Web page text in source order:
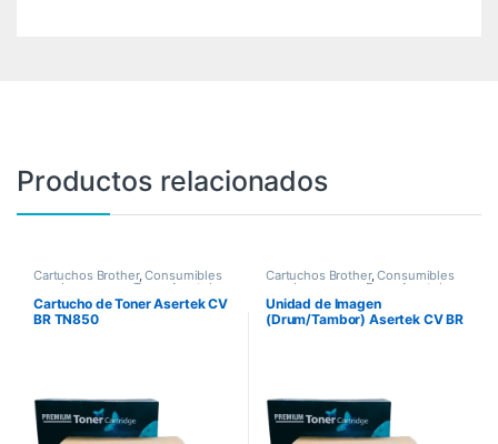
Productos relacionados
Cartuchos Brother,Consumibles
para Impresoras Toner Asertek
Cartucho de Toner Asertek CV
BR TN850
Cartuchos Brother,Consumibles
para Impresoras Drum Asertek
Unidad de Imagen
(Drum/Tambor) Asertek CV BR